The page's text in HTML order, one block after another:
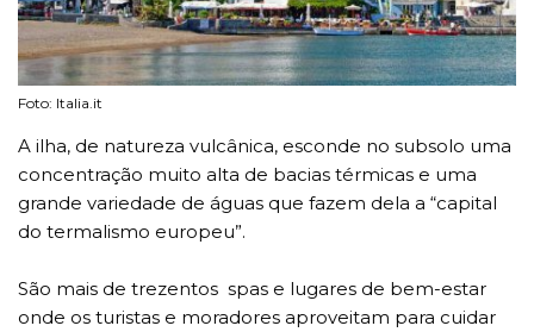
Foto: Italia.it
A ilha, de natureza vulcânica, esconde no subsolo uma
concentração muito alta de bacias térmicas e uma
grande variedade de águas que fazem dela a “capital
do termalismo europeu”.
São mais de trezentos spas e lugares de bem-estar
onde os turistas e moradores aproveitam para cuidar